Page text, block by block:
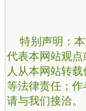
特别声明：
代表本网站观
人从本网站转
等法律责任；
请与我们接洽。